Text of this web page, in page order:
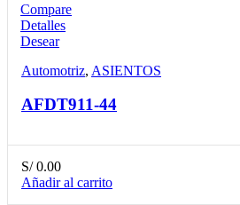
Compare
Detalles
Desear
Automotriz, ASIENTOS
AFDT911-44
S/0.00
Añadir al carrito